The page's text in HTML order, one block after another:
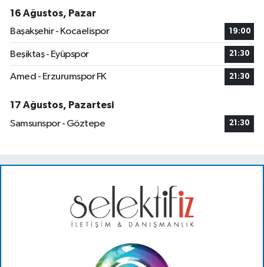
16 Ağustos, Pazar
Başakşehir - Kocaelispor
19:00
Beşiktaş - Eyüpspor 21:30
Amed - Erzurumspor FK 21:30
17 Ağustos, Pazartesi
Samsunspor - Göztepe
21:30